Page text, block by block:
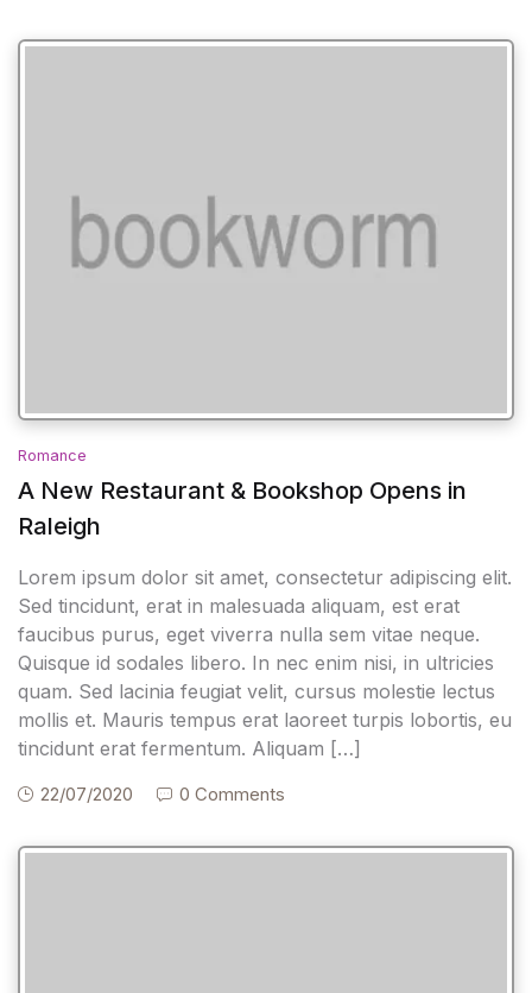
Romance
A New Restaurant & Bookshop Opens in
Raleigh
Lorem ipsum dolor sit amet, consectetur adipiscing elit.
Sed tincidunt, erat in malesuada aliquam, est erat
faucibus purus, eget viverra nulla sem vitae neque.
Quisque id sodales libero. In nec enim nisi, in ultricies
quam. Sed lacinia feugiat velit, cursus molestie lectus
mollis et. Mauris tempus erat laoreet turpis lobortis, eu
tincidunt erat fermentum. Aliquam […]
22/07/2020 0 Comments